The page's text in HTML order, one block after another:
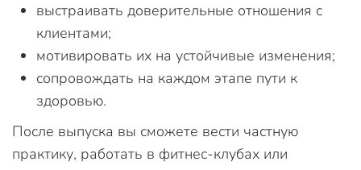
выстраивать доверительные отношения с
клиентами;
мотивировать их на устойчивые изменения;
сопровождать на каждом этапе пути к
здоровью.
После выпуска вы сможете вести частную
практику, работать в фитнес-клубах или